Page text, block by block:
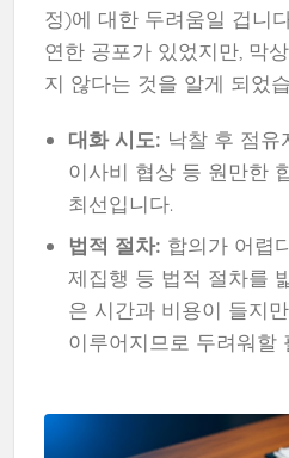
정)에 대한 두려움일 겁니
연한 공포가 있었지만, 막
지 않다는 것을 알게 되었
대화 시도: 낙찰 후 점유
이사비 협상 등 원만한
최선입니다.
법적 절차: 합의가 어렵
제집행 등 법적 절차를
은 시간과 비용이 들지
이루어지므로 두려워할